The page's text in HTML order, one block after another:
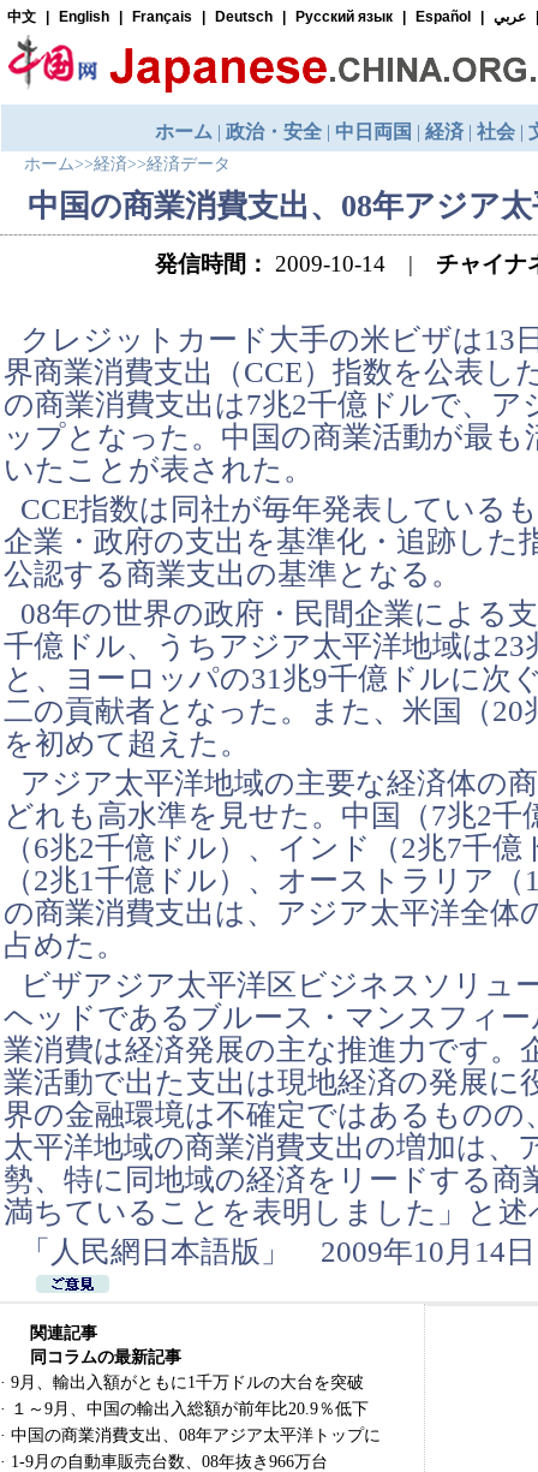
ホーム>>経済>>経済データ
中国の商業消費支出、08年アジア
発信時間： 2009-10-14 | チャイナ
クレジットカード大手の米ビザは13
界商業消費支出（CCE）指数を公表し
の商業消費支出は7兆2千億ドルで、ア
ップとなった。中国の商業活動が最も
いたことが表された。
CCE指数は同社が毎年発表している
企業・政府の支出を基準化・追跡した
公認する商業支出の基準となる。
08年の世界の政府・民間企業による
千億ドル、うちアジア太平洋地域は23
と、ヨーロッパの31兆9千億ドルに次
二の貢献者となった。また、米国（20
を初めて超えた。
アジア太平洋地域の主要な経済体の
どれも高水準を見せた。中国（7兆2千
（6兆2千億ドル）、インド（2兆7千億
（2兆1千億ドル）、オーストラリア
の商業消費支出は、アジア太平洋全体
占めた。
ビザアジア太平洋区ビジネスソリュ
ヘッドであるブルース・マンスフィ
業消費は経済発展の主な推進力です。
業活動で出た支出は現地経済の発展に
界の金融環境は不確定ではあるものの
太平洋地域の商業消費支出の増加は、
勢、特に同地域の経済をリードする商
満ちていることを表明しました」と述
「人民網日本語版」 2009年10月14日
関連記事
同コラムの最新記事
· 9月、輸出入額がともに1千万ドルの大台を突破
· １～9月、中国の輸出入総額が前年比20.9％低下
· 中国の商業消費支出、08年アジア太平洋トップに
· 1-9月の自動車販売台数、08年抜き966万台